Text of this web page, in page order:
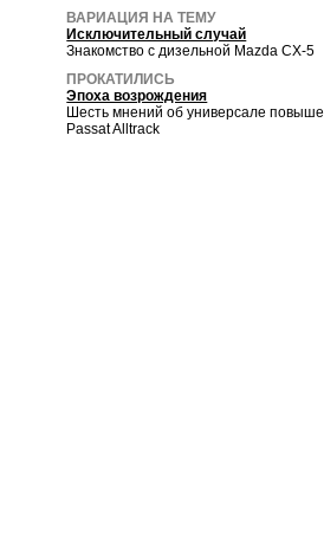
ВАРИАЦИЯ НА ТЕМУ
Исключительный случай
Знакомство с дизельной Mazda CX-5
ПРОКАТИЛИСЬ
Эпоха возрождения
Шесть мнений об универсале
Passat Alltrack